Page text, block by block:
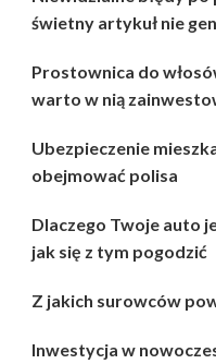
świetny artykuł nie
Prostownica do
warto w nią
Ubezpieczenie
obejmować polisa
Dlaczego Twoje auto
jak się z tym pogodzić
Z jakich surowców
Inwestycja w